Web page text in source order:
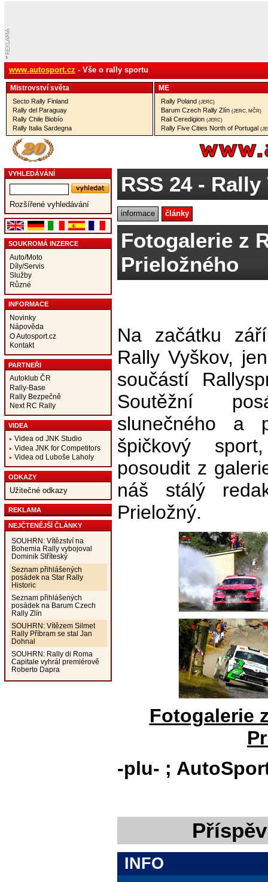
www.autosport.cz - Vše o rally sportu
Mistrovství­ světa
Secto Rally Finland
Rally del Paraguay
Rally Chile Biobío
Rally Italia Sardegna
ME
Rally Poland (JERC)
Barum Czech Rally Zlín (JERC, MČR)
Rali Ceredigion (JERC)
Rally Five Cities North of Portugal
VYHLEDÁVÁNÍ
Rozšířené vyhledávání
SOUKROMÁ INZERCE
Auto/Moto
Díly/Servis
Služby
Různé
INFORMACE
Novinky
Nápověda
O Autosport.cz
Kontakt
PARTNEŘI
Autoklub ČR
Rally-Base
Rally Bezpečně
Next RC Rally
VIDEA
Videa od JNK Studio
Videa JNK for Competitors
Videa od Luboše Laholy
ODKAZY
Užitečné odkazy
REKLAMA
NEJČTENĚJŠÍ ČLÁNKY
SOUHRN: Vítězství na
Bohemia Rally vybojoval
Dominik Stříteský
Seznam přihlášených
posádek na Star Rally
Historic
Seznam přihlášených
posádek na Barum Czech
Rally Zlín
SOUHRN: Vítězem Silmet
Rally Příbram se stal Jan
Dohnal
SOUHRN: Rally di Roma
Capitale vyhrál premiérově
Roberto Dapra
RSS 24- Rally
informace články
Fotogalerie z
Prieložného
Na začátku
Rally Vyškov,
součástí
Soutěžní
slunečného a
špičkový
posoudit z
náš stálý
Prieložný.
Fotogalerie
-plu- ;
INFO